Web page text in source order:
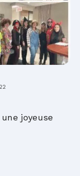
joyeuse